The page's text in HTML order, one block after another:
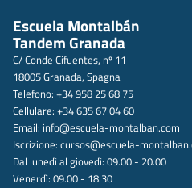
Escuela Montalbán
Tandem Granada
C/ Conde Cifuentes, nº 11
18005 Granada, Spagna
Telefono: +34 958 25 68 75
Cellulare: +34 635 67 04 60
Email: info@escuela-montalban.com
Iscrizione: cursos@escuela-
Dal lunedì al giovedì: 09.00 - 20.00
Venerdì: 09.00 - 18.30